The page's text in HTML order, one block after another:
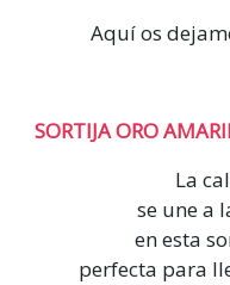
Aquí os
SORTIJA ORO
La
se une a
en esta
perfecta para